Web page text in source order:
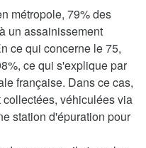
métropole, 79% des
un assainissement
ce qui concerne le 75,
ce qui s'explique par
française. Dans ce cas,
véhiculées via
station d'épuration pour